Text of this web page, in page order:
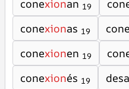
conexionan 19
conexionas 19 cone
conexionen 19
conexionés 19